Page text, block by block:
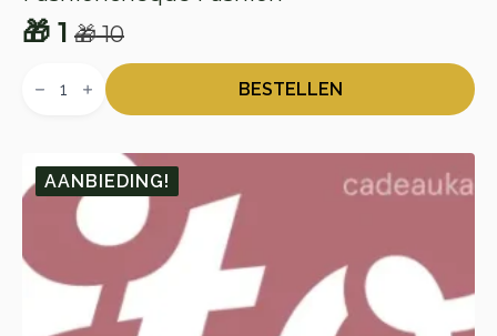
🎁10
Oorspronkelijke
prijs
🎁 1
Huidige
prijs
Fashioncheque
Fashion
BESTELLEN
AANBIEDING!